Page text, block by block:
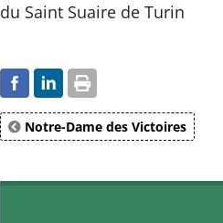
du Saint Suaire de Turin
Notre-Dame des Victoires